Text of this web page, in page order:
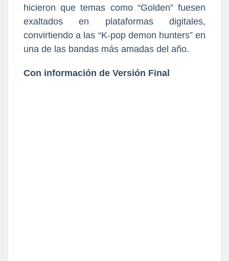
hicieron que temas como “Golden” fuesen
exaltados en plataformas digitales,
convirtiendo a las “K-pop demon hunters” en
una de las bandas más amadas del año.
Con información de Versión Final